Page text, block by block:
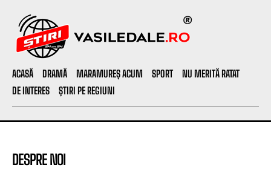
ACASĂ DRAMĂ MARAMUREȘ ACUM SPORT
NU MERITĂ RATAT
DE INTERES
ȘTIRI PE REGIUNI
DESPRE NOI